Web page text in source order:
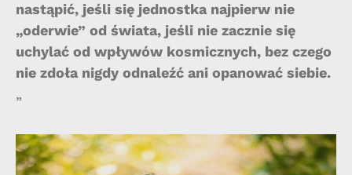
nastąpić, jeśli się jednostka najpierw nie
„oderwie” od świata, jeśli nie zacznie się
uchylać od wpływów kosmicznych, bez czego
nie zdoła nigdy odnaleźć ani opanować siebie.
„